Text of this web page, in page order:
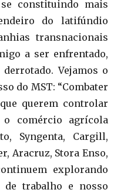
constituindo mais
do latifúndio
transnacionais
a ser enfrentado,
Vejamos o
do MST: “Combater
querem controlar
o comércio agrícola
Syngenta, Cargill,
Aracruz, Stora Enso,
explorando
de trabalho e nosso